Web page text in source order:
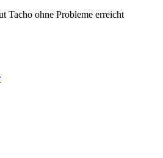
Tacho ohne Probleme erreicht